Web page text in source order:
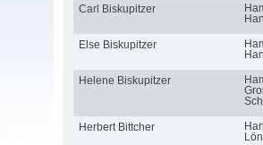
Carl Biskupitzer
Else Biskupitzer
Helene Biskupitzer
Herbert Bittcher